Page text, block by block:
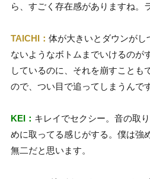
ら、すごく存在感がありますね。
TAICHI： 体が大きいとダウンが
ないようなボトムまでいけるのが
しているのに、それを崩すことも
ので、つい目で追ってしまうんです
KEI： キレイでセクシー。音の取
めに取ってる感じがする。僕は強
無二だと思います。